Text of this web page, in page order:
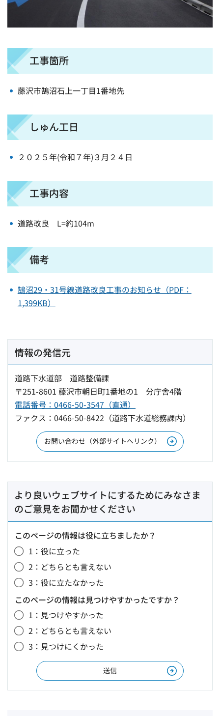
工事箇所
藤沢市鵠沼石上一丁目1番地先
しゅん工日
２０２５年(令和７年)３月２４日
工事内容
道路改良 L=約104m
備考
鵠沼29・31号線道路改良工事のお知らせ（PDF：
1,399KB）
情報の発信元
道路下水道部 道路整備課
〒251-8601 藤沢市朝日町1番地の1 分庁舎4階
電話番号：0466-50-3547（直通）
ファクス：0466-50-8422（道路下水道総務課内）
お問い合わせ（外部サイトへリンク）
より良いウェブサイトにするためにみなさま
のご意見をお聞かせください
このページの情報は役に立ちましたか？
1：役に立った
2：どちらとも言えない
3：役に立たなかった
このページの情報は見つけやすかったですか？
1：見つけやすかった
2：どちらとも言えない
3：見つけにくかった